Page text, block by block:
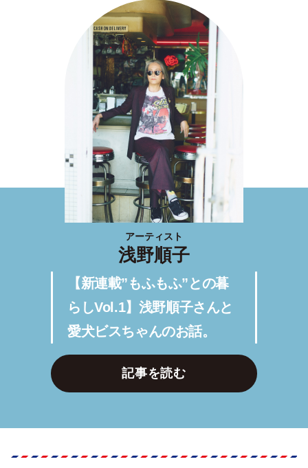
アーティスト
浅野順子
【新連載”もふもふ”との暮
らしVol.1】浅野順子さんと
愛犬ビスちゃんのお話。
記事を読む